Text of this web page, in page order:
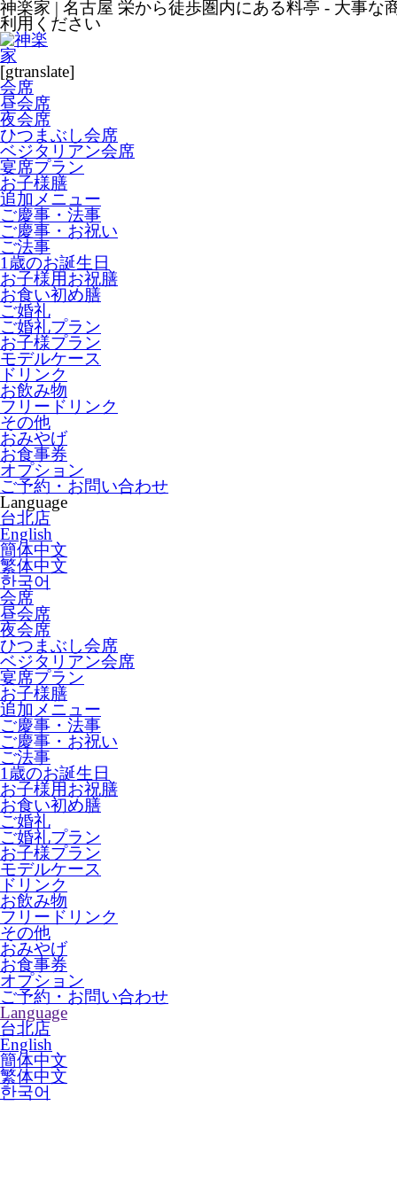
神楽家 | 名古屋 栄から徒歩圏内にある料亭 - 大事な
利用ください
[gtranslate]
会席
昼会席
夜会席
ひつまぶし会席
ベジタリアン会席
宴席プラン
お子様膳
追加メニュー
ご慶事・法事
ご慶事・お祝い
ご法事
1歳のお誕生日
お子様用お祝膳
お食い初め膳
ご婚礼
ご婚礼プラン
お子様プラン
モデルケース
ドリンク
お飲み物
フリードリンク
その他
おみやげ
お食事券
オプション
ご予約・お問い合わせ
Language
台北店
English
簡体中文
繁体中文
한국어
会席
昼会席
夜会席
ひつまぶし会席
ベジタリアン会席
宴席プラン
お子様膳
追加メニュー
ご慶事・法事
ご慶事・お祝い
ご法事
1歳のお誕生日
お子様用お祝膳
お食い初め膳
ご婚礼
ご婚礼プラン
お子様プラン
モデルケース
ドリンク
お飲み物
フリードリンク
その他
おみやげ
お食事券
オプション
ご予約・お問い合わせ
Language
台北店
English
簡体中文
繁体中文
한국어